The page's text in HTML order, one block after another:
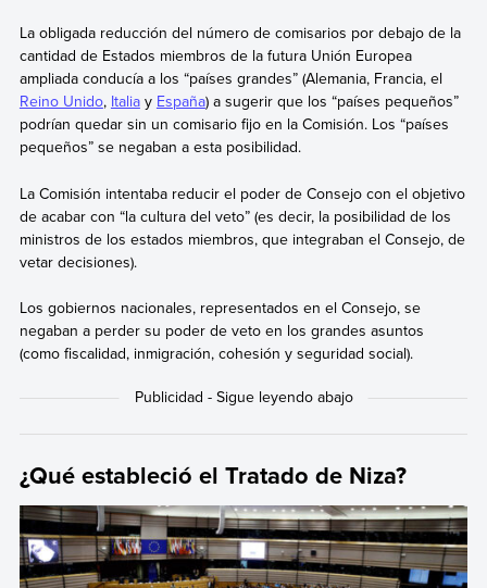
La obligada reducción del número de comisarios por debajo de la
cantidad de Estados miembros de la futura Unión Europea
ampliada conducía a los “países grandes” (Alemania, Francia, el
Reino Unido, Italiay España) a sugerir que los “países pequeños”
podrían quedar sin un comisario fijo en la Comisión. Los “países
pequeños” se negaban a esta posibilidad.
La Comisión intentaba reducir el poder de Consejo con el objetivo
de acabar con “la cultura del veto” (es decir, la posibilidad de los
ministros de los estados miembros, que integraban el Consejo, de
vetar decisiones).
Los gobiernos nacionales, representados en el Consejo, se
negaban a perder su poder de veto en los grandes asuntos
(como fiscalidad, inmigración, cohesión y seguridad social).
¿Qué estableció el Tratado de Niza?